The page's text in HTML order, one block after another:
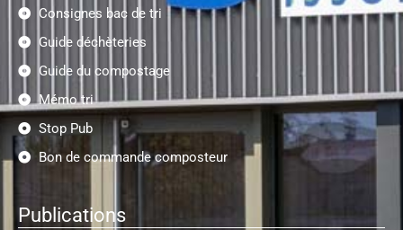
Consignes bac de tri
Guide déchèteries
Guide du compostage
Mémo tri
Stop Pub
Bon de commande composteur
Publications